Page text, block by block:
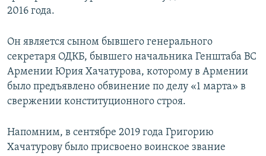
2016 года.
Он является сыном бывшего генерального
секретаря ОДКБ, бывшего начальника Генштаба ВС
Армении Юрия Хачатурова, которому в Армении
было предъявлено обвинение по делу «1 марта» в
свержении конституционного строя.
Напомним, в сентябре 2019 года Григорию
Хачатурову было присвоено воинское звание